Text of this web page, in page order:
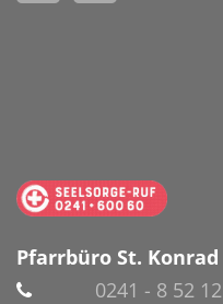
Pfarrbüro St. Konrad
0241 - 8 52 12